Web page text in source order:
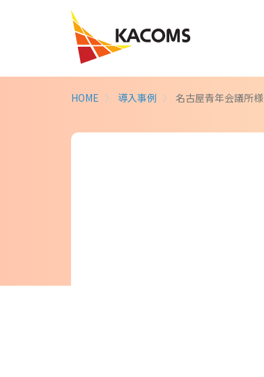
HOME 導入事例 名古屋青年会議所様